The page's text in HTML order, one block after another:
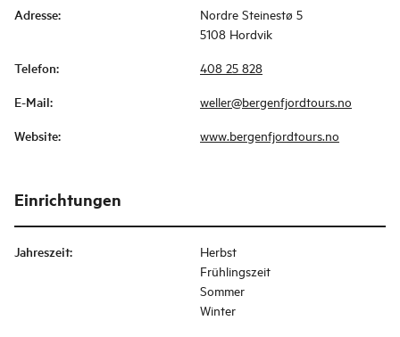
Adresse:
Nordre Steinestø 5
5108 Hordvik
Telefon: 408 25 828
E-Mail: weller@bergenfjordtours.no
Website: www.bergenfjordtours.no
Einrichtungen
Jahreszeit:
Herbst
Frühlingszeit
Sommer
Winter